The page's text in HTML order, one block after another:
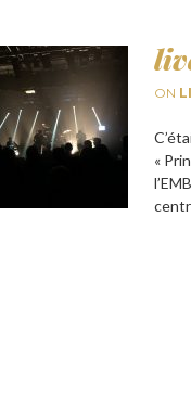
ON
«